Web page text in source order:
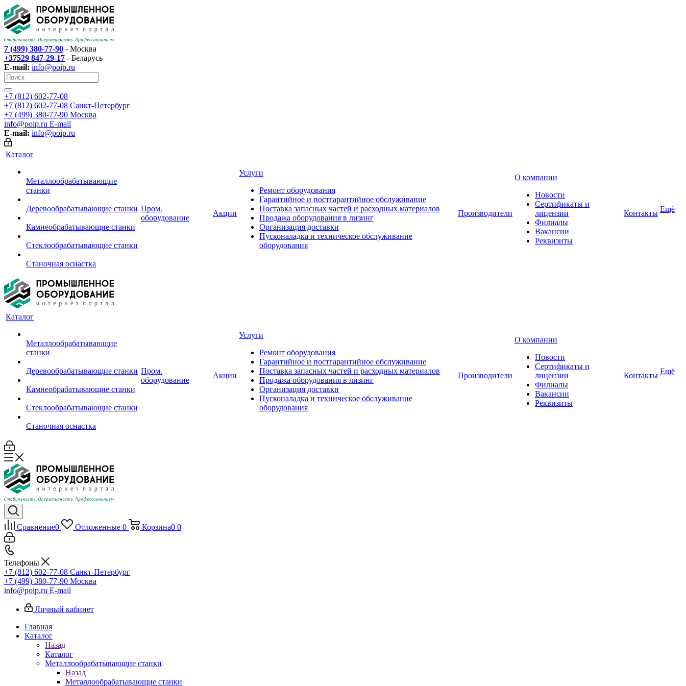
7 (499) 380-77-90 - Москва
+37529 847-29-17 - Беларусь
E-mail: info@poip.ru
+7 (812) 602-77-08
+7 (812) 602-77-08 Санкт-Петербург
+7 (499) 380-77-90 Москва
info@poip.ru E-mail
E-mail: info@poip.ru
Каталог
Металлообрабатывающие
станки
Деревообрабатывающие станки
Камнеобрабатывающие станки
Стеклообрабатывающие станки
Станочная оснастка
Пром.
оборудование
Акции
Услуги
Ремонт оборудования
Гарантийное и постгарантийное обслуживание
Поставка запасных частей и расходных материалов
Продажа оборудования в лизинг
Организация доставки
Пусконаладка и техническое обслуживание
оборудования
Производители
О компании
Новости
Сертификаты и
лицензии
Филиалы
Вакансии
Реквизиты
Контакты Ещё
Каталог
Металлообрабатывающие
станки
Деревообрабатывающие станки
Камнеобрабатывающие станки
Стеклообрабатывающие станки
Станочная оснастка
Пром.
оборудование
Акции
Услуги
Ремонт оборудования
Гарантийное и постгарантийное обслуживание
Поставка запасных частей и расходных материалов
Продажа оборудования в лизинг
Организация доставки
Пусконаладка и техническое обслуживание
оборудования
Производители
О компании
Новости
Сертификаты и
лицензии
Филиалы
Вакансии
Реквизиты
Контакты Ещё
Сравнение0 Отложенные 0 Корзина0 0
Телефоны
+7 (812) 602-77-08 Санкт-Петербург
+7 (499) 380-77-90 Москва
info@poip.ru E-mail
Личный кабинет
Главная
Каталог
Назад
Каталог
Металлообрабатывающие станки
Назад
Металлообрабатывающие станки